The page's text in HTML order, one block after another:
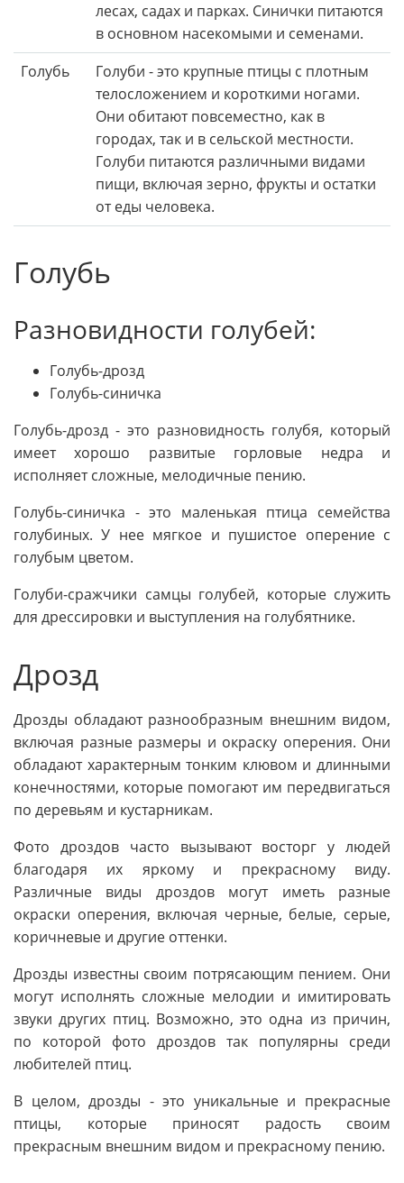
лесах, садах и парках. Синички питаются
в основном насекомыми и семенами.
Голубь
Голуби - это крупные птицы с плотным
телосложением и короткими ногами.
Они обитают повсеместно, как в
городах, так и в сельской местности.
Голуби питаются различными видами
пищи, включая зерно, фрукты и остатки
от еды человека.
Голубь
Разновидности голубей:
Голубь-дрозд
Голубь-синичка
Голубь-дрозд - это разновидность голубя, который
имеет хорошо развитые горловые недра и
исполняет сложные, мелодичные пению.
Голубь-синичка - это маленькая птица семейства
голубиных. У нее мягкое и пушистое оперение с
голубым цветом.
Голуби-сражчики самцы голубей, которые служить
для дрессировки и выступления на голубятнике.
Дрозд
Дрозды обладают разнообразным внешним видом,
включая разные размеры и окраску оперения. Они
обладают характерным тонким клювом и длинными
конечностями, которые помогают им передвигаться
по деревьям и кустарникам.
Фото дроздов часто вызывают восторг у людей
благодаря их яркому и прекрасному виду.
Различные виды дроздов могут иметь разные
окраски оперения, включая черные, белые, серые,
коричневые и другие оттенки.
Дрозды известны своим потрясающим пением. Они
могут исполнять сложные мелодии и имитировать
звуки других птиц. Возможно, это одна из причин,
по которой фото дроздов так популярны среди
любителей птиц.
В целом, дрозды - это уникальные и прекрасные
птицы, которые приносят радость своим
прекрасным внешним видом и прекрасному пению.